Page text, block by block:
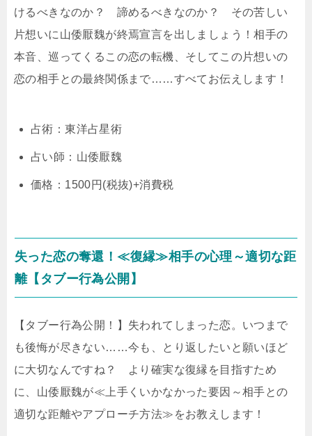
けるべきなのか？ 諦めるべきなのか？ その苦しい
片想いに山倭厭魏が終焉宣言を出しましょう！相手の
本音、巡ってくるこの恋の転機、そしてこの片想いの
恋の相手との最終関係まで……すべてお伝えします！
占術：東洋占星術
占い師：山倭厭魏
価格：1500円(税抜)+消費税
失った恋の奪還！≪復縁≫相手の心理～適切な距
離【タブー行為公開】
【タブー行為公開！】失われてしまった恋。いつまで
も後悔が尽きない……今も、とり返したいと願いほど
に大切なんですね？ より確実な復縁を目指すため
に、山倭厭魏が≪上手くいかなかった要因～相手との
適切な距離やアプローチ方法≫をお教えします！